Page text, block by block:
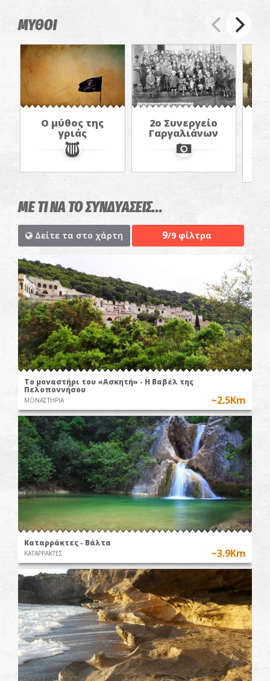
ΜΥΘΟΙ
Ο μύθος της
γριάς
2o Συνεργείο
Γαργαλιάνων
ΜΕ ΤΙ ΝΑ ΤΟ ΣΥΝΔΥΑΣΕΙΣ...
Δείτε τα στο χάρτη 9/9 φίλτρα
Το μοναστήρι του «Ασκητή» - Η Βαβέλ της
Πελοποννήσου
ΜΟΝΑΣΤΗΡΙΑ ~2.5Km
Καταρράκτες - Βάλτα
ΚΑΤΑΡΡΑΚΤΕΣ ~3.9Km